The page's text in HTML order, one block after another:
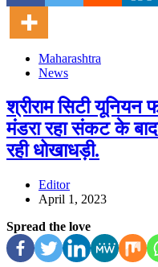
Maharashtra
News
श्रीराम सिटी
मंडरा रहा संकट के
रही धोखाधड़ी.
Editor
April 1, 2023
Spread the love